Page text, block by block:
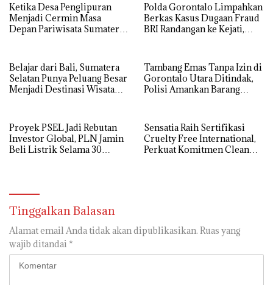
Ketika Desa Penglipuran
Menjadi Cermin Masa
Depan Pariwisata Sumatera
Polda Gorontalo Limpahkan
Berkas Kasus Dugaan Fraud
BRI Randangan ke Kejati,
Belajar dari Bali, Sumatera
Selatan Punya Peluang Besar
Menjadi Destinasi Wisata
Tambang Emas Tanpa Izin di
Gorontalo Utara Ditindak,
Polisi Amankan Barang
Proyek PSEL Jadi Rebutan
Investor Global, PLN Jamin
Beli Listrik Selama 30
Sensatia Raih Sertifikasi
Cruelty Free International,
Perkuat Komitmen Clean
Tinggalkan Balasan
Alamat email Anda tidak akan dipublikasikan. Ruas yang
wajib ditandai *